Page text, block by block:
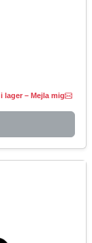
lager – Mejla mig